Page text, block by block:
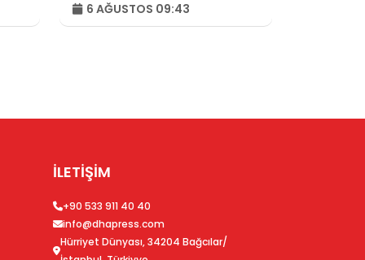
6 AĞUSTOS 09:43
İLETİŞİM
+90 533 911 40 40
info@dhapress.com
Hürriyet Dünyası, 34204 Bağcılar/